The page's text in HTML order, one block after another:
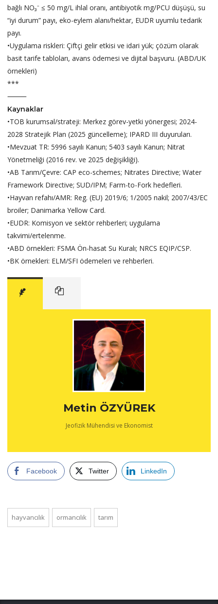
bağlı NO₃⁻ ≤ 50 mg/L ihlal oranı, antibiyotik mg/PCU düşüşü, su
“iyi durum” payı, eko-eylem alanı/hektar, EUDR uyumlu tedarik
payı.
•Uygulama riskleri: Çiftçi gelir etkisi ve idari yük; çözüm olarak
basit tarife tabloları, avans ödemesi ve dijital başvuru. (ABD/UK
örnekleri)
***
⸻
Kaynaklar
•TOB kurumsal/strateji: Merkez görev-yetki yönergesi; 2024-
2028 Stratejik Plan (2025 güncelleme); IPARD III duyuruları.
•Mevzuat TR: 5996 sayılı Kanun; 5403 sayılı Kanun; Nitrat
Yönetmeliği (2016 rev. ve 2025 değişikliği).
•AB Tarım/Çevre: CAP eco-schemes; Nitrates Directive; Water
Framework Directive; SUD/IPM; Farm-to-Fork hedefleri.
•Hayvan refahı/AMR: Reg. (EU) 2019/6; 1/2005 nakil; 2007/43/EC
broiler; Danimarka Yellow Card.
•EUDR: Komisyon ve sektör rehberleri; uygulama
takvimi/ertelenme.
•ABD örnekleri: FSMA Ön-hasat Su Kuralı; NRCS EQIP/CSP.
•BK örnekleri: ELM/SFI ödemeleri ve rehberleri.
Metin ÖZYÜREK
Jeofizik Mühendisi ve Ekonomist
Facebook Twitter LinkedIn
hayvancılık ormancılık tarım